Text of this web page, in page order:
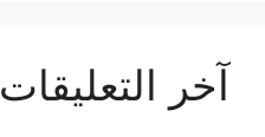
آخر التعليقات